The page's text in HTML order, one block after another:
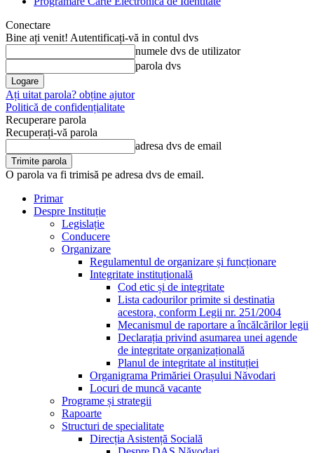
Conectare
Bine ați venit! Autentificați-vă in contul dvs
numele dvs de utilizator
parola dvs
Ați uitat parola? obține ajutor
Politică de confidențialitate
Recuperare parola
Recuperați-vă parola
adresa dvs de email
O parola va fi trimisă pe adresa dvs de email.
Primar
Despre Instituție
Legislație
Conducere
Organizare
Regulamentul de organizare și funcționare
Integritate instituțională
Cod etic și de integritate
Lista cadourilor primite si destinatia
acestora, conform Legii nr. 251/2004
Mecanismul de raportare a încălcărilor legii
Declarația privind asumarea unei agende
de integritate organizațională
Planul de integritate al instituției
Organigrama Primăriei Orașului Năvodari
Locuri de muncă vacante
Programe și strategii
Rapoarte
Structuri de specialitate
Direcția Asistență Socială